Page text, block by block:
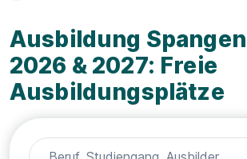
Ausbildung
2026 & 2027: Freie
Ausbildungsplätze